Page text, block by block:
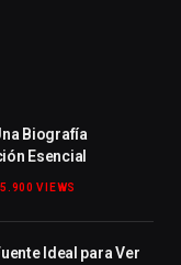
Biografía
Esencial
5.900VIEWS
Ideal para Ver